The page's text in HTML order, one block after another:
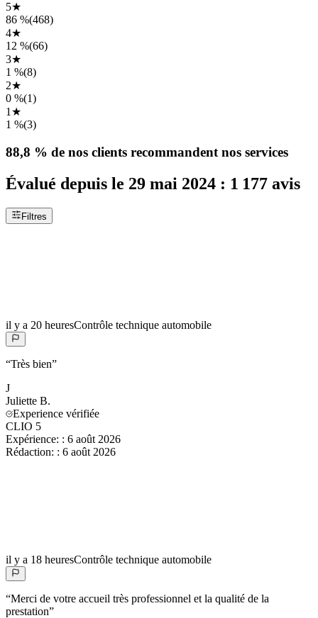
5★
86 %(468)
4★
12 %(66)
3★
1 %(8)
2★
0 %(1)
1 ★
1 %(3)
88,8 % de nos clients recommandent nos services
Évalué depuis le 29 mai 2024 : 1 177 avis
Filtres
il y a 20 heuresContrôle technique automobile
“Très bien”
J
Juliette B.
Experience vérifiée
CLIO 5
Expérience: : 6 août 2026
Rédaction: : 6 août 2026
il y a 18 heuresContrôle technique automobile
“Merci de votre accueil très professionnel et la qualité de la
prestation”